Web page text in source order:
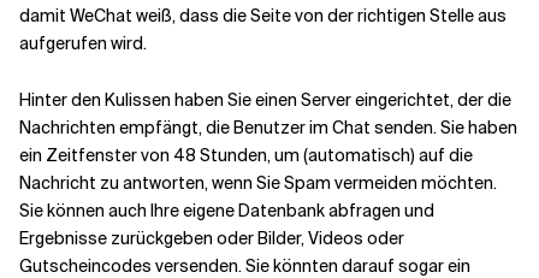
damit WeChat weiß, dass die Seite von der richtigen Stelle aus
aufgerufen wird.
Hinter den Kulissen haben Sie einen Server eingerichtet, der die
Nachrichten empfängt, die Benutzer im Chat senden. Sie haben
ein Zeitfenster von 48 Stunden, um (automatisch) auf die
Nachricht zu antworten, wenn Sie Spam vermeiden möchten.
Sie können auch Ihre eigene Datenbank abfragen und
Ergebnisse zurückgeben oder Bilder, Videos oder
Gutscheincodes versenden. Sie könnten darauf sogar ein